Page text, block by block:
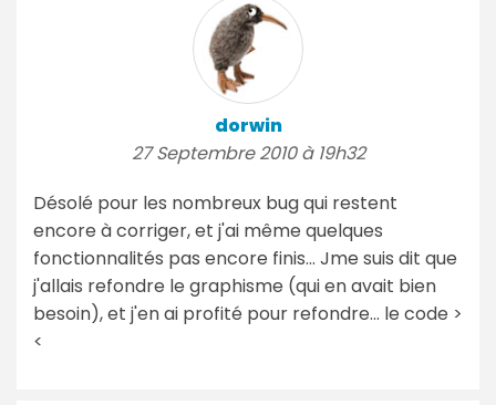
dorwin
27 Septembre 2010 à 19h32
Désolé pour les nombreux bug qui restent
encore à corriger, et j'ai même quelques
fonctionnalités pas encore finis... Jme suis dit que
j'allais refondre le graphisme (qui en avait bien
besoin), et j'en ai profité pour refondre... le code >
<